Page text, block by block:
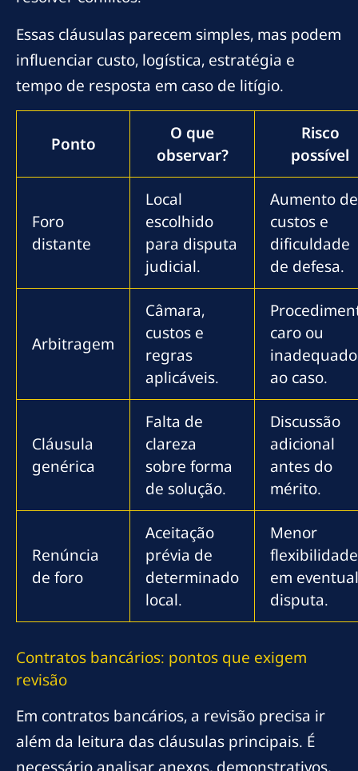
Essas cláusulas parecem simples, mas podem
influenciar custo, logística, estratégia e
tempo de resposta em caso de litígio.
Ponto
O que
observar?
Risco
possível
Foro
distante
Local
escolhido
para disputa
judicial.
Aumento de
custos e
dificuldade
de defesa.
Arbitragem
Câmara,
custos e
regras
aplicáveis.
caro ou
inadequado
ao caso.
Cláusula
genérica
Falta de
clareza
sobre forma
de solução.
Discussão
adicional
antes do
mérito.
Renúncia
de foro
Aceitação
prévia de
determinado
local.
Menor
flexibilidade
em eventual
disputa.
Contratos bancários: pontos que exigem
revisão
Em contratos bancários, a revisão precisa ir
além da leitura das cláusulas principais. É